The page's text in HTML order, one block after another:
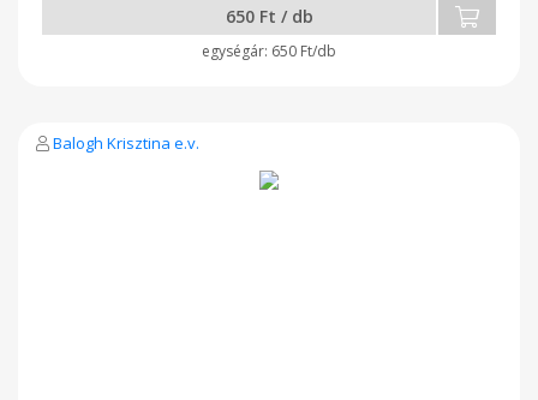
650 Ft / db
650 Ft/db
Balogh Krisztina e.v.